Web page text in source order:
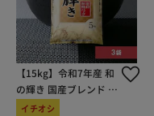
【15kg】令和7年産 和
の輝き 国産ブレンド 5
kg×3袋
イチオシ